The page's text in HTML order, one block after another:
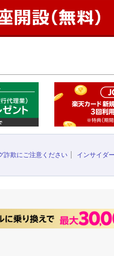
詐欺にご注意ください インサイダ